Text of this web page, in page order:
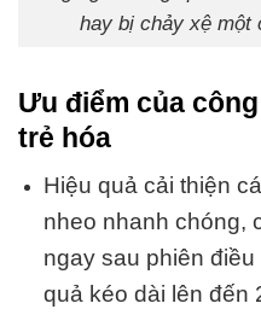
hay bị chảy xệ một
Ưu điểm của
trẻ hóa
Hiệu quả cải thiện
nheo nhanh chóng,
ngay sau phiên
quả kéo dài lên đến